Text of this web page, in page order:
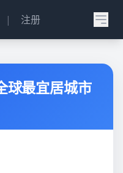
| 注册
球最宜居城市